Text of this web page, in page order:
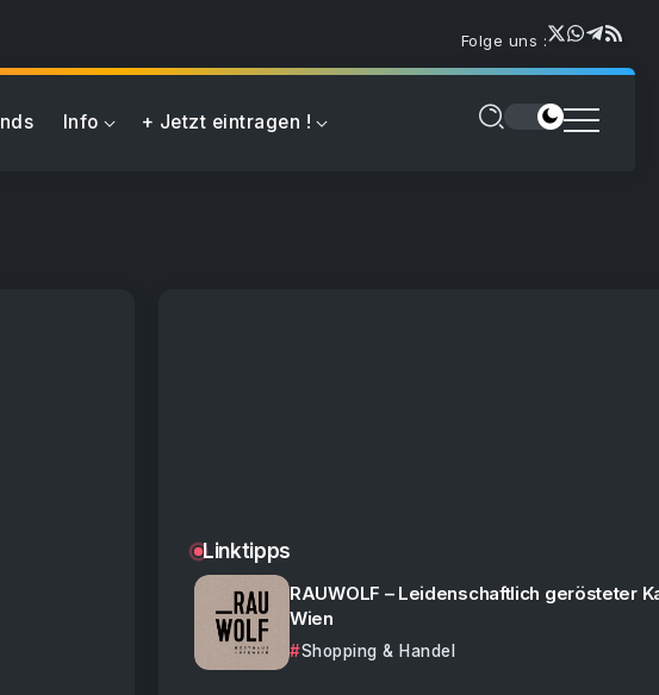
Folge uns :
Info + Jetzt eintragen !
Linktipps
RAUWOLF – Leidenschaftlich gerösteter
Wien
Shopping & Handel